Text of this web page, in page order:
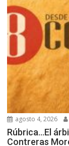
agosto 4, 2026
Rúbrica…El
Contreras